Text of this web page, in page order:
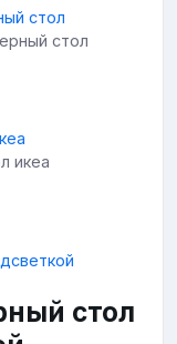
стол
икеа
стол